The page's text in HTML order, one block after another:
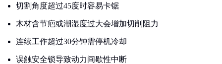
切割角度超过45度时容易卡锯
木材含节疤或潮湿度过大会增加切削阻力
连续工作超过30分钟需停机冷却
误触安全锁导致动力间歇性中断